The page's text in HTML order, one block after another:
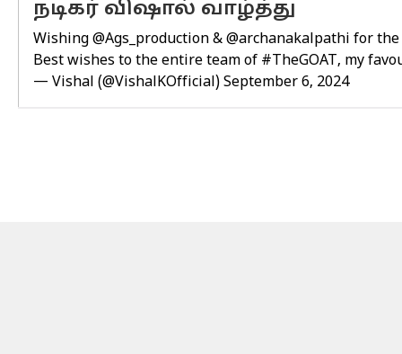
நடிகர் விஷால் வாழ்த்து
Wishing @Ags_production & @archanakalpathi for the
Best wishes to the entire team of #TheGOAT, my
— Vishal (@VishalKOfficial) September 6, 2024